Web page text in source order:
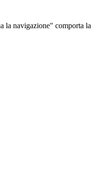
la navigazione" comporta la